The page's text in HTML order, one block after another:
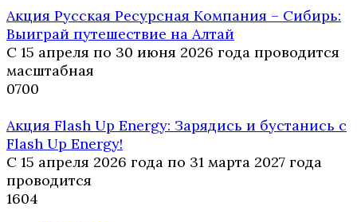
Акция Русская Ресурсная Компания – Сибирь:
Выиграй путешествие на Алтай
С 15 апреля по 30 июня 2026 года проводится
масштабная
0700
Акция Flash Up Energy: Зарядись и бустанись с
Flash Up Energy!
С 15 апреля 2026 года по 31 марта 2027 года
проводится
1604